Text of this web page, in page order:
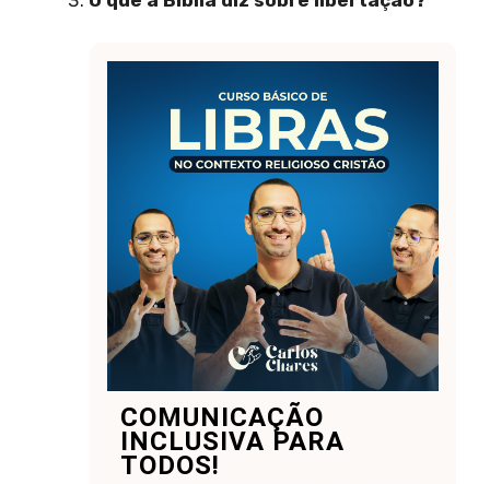
COMUNICAÇÃO
INCLUSIVA PARA
TODOS!